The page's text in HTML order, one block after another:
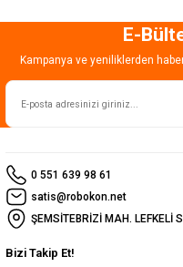
E-
Kampanya ve yeniliklerden
0 551 639 98 61
satis@robokon.net
ŞEMSİTEBRİZİ MAH. LEFKELİ
Bizi Takip Et!